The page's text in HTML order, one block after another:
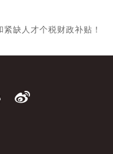
缺人才个税财政补贴！